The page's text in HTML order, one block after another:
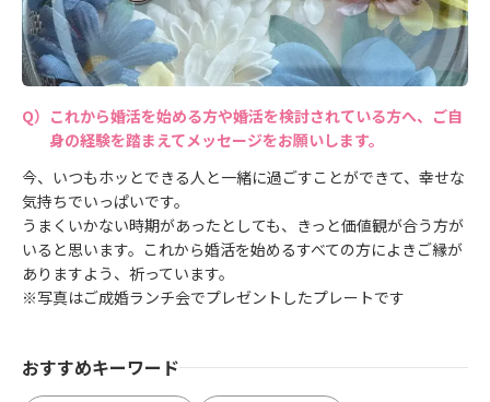
これから婚活を始める方や婚活を検討されている方へ、ご自
身の経験を踏まえてメッセージをお願いします。
今、いつもホッとできる人と一緒に過ごすことができて、幸せな
気持ちでいっぱいです。
うまくいかない時期があったとしても、きっと価値観が合う方が
いると思います。これから婚活を始めるすべての方によきご縁が
ありますよう、祈っています。
※写真はご成婚ランチ会でプレゼントしたプレートです
おすすめキーワード